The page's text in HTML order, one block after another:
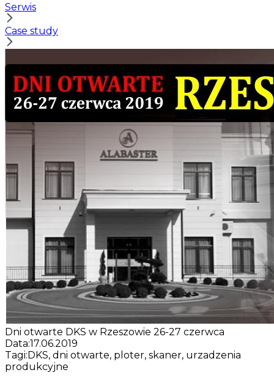
Serwis
Case study
Dni otwarte DKS w Rzeszowie 26-27 czerwca
Data:17.06.2019
Tagi:DKS, dni otwarte, ploter, skaner, urzadzenia
produkcyjne